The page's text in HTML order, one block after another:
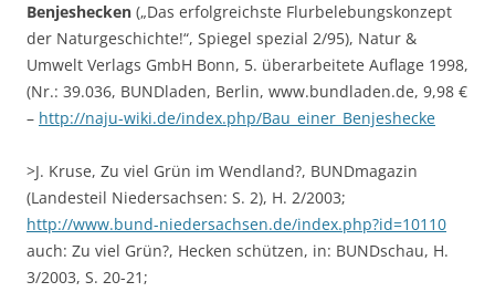
Benjeshecken („Das erfolgreichste Flurbelebungskonzept
der Naturgeschichte!“, Spiegel spezial 2/95), Natur &
Umwelt Verlags GmbH Bonn, 5. überarbeitete Auflage 1998,
(Nr.: 39.036, BUNDladen, Berlin, www.bundladen.de, 9,98 €
– http://naju-wiki.de/index.php/Bau_einer_Benjeshecke
>J. Kruse, Zu viel Grün im Wendland?, BUNDmagazin
(Landesteil Niedersachsen: S. 2), H. 2/2003;
http://www.bund-niedersachsen.de/index.php?id=10110
auch: Zu viel Grün?, Hecken schützen, in: BUNDschau, H.
3/2003, S. 20-21;